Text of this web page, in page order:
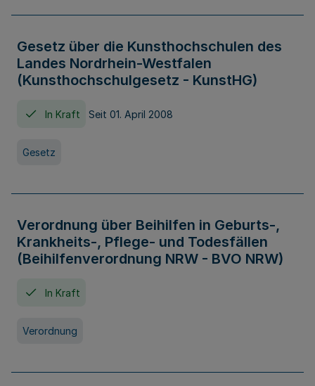
Gesetz über die Kunsthochschulen des
Landes Nordrhein-Westfalen
(Kunsthochschulgesetz - KunstHG)
In Kraft Seit 01. April 2008
Gesetz
Verordnung über Beihilfen in Geburts-,
Krankheits-, Pflege- und Todesfällen
(Beihilfenverordnung NRW - BVO NRW)
In Kraft
Verordnung